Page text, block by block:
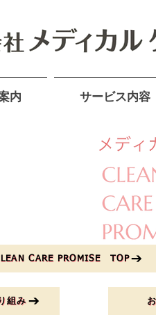
内 サービス内容
CARE PROMISE TOP
組み